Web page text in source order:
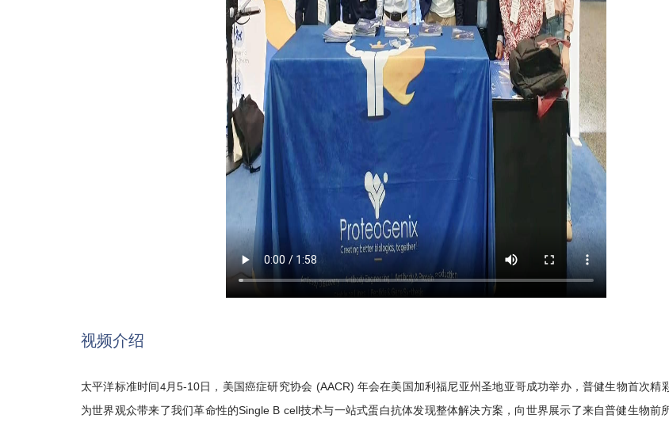
视频介绍
太平洋标准时间4月5-10日，美国癌症研究协会 (AACR) 年会在美国加利福尼亚州圣地亚哥成功举办，普健生物首次精
为世界观众带来了我们革命性的Single B cell技术与一站式蛋白抗体发现整体解决方案，向世界展示了来自普健生物前